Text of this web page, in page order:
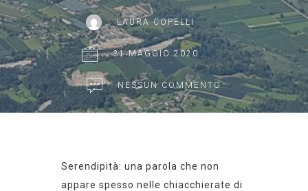
LAURA COPELLI
31 MAGGIO 2020
NESSUN COMMENTO
Serendipità: una parola che non
appare spesso nelle chiacchierate di